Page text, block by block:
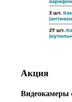
Акция
Видеокамеры